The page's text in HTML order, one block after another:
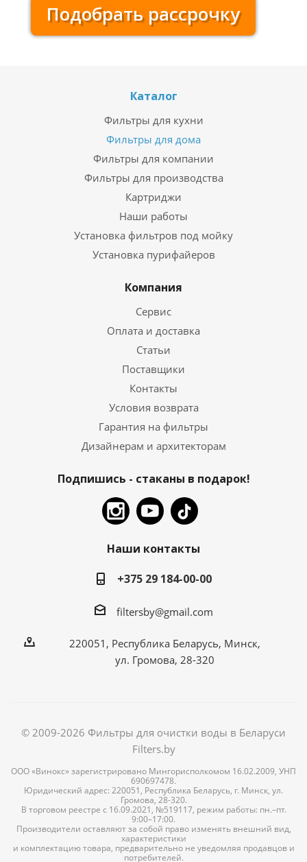
Подобрать рассрочку
Каталог
Фильтры для кухни
Фильтры для дома
Фильтры для компании
Фильтры для производства
Картриджи
Наши работы
Установка фильтров под мойку
Установка пурифайеров
Компания
Сервис
Оплата и доставка
Статьи
Поставщики
Контакты
Условия возврата
Гарантия на фильтры
Дизайнерам и архитекторам
Подпишись - стаканы в подарок!
Наши контакты
+375 29 184-00-00
filtersby@gmail.com
220051, Республика Беларусь, Минск,
ул. Громова, 28-320
© 2009-2026 Фильтры для очистки воды в Беларуси
Filters.by
ООО «Винокс» зарегистрировано Мингорисполкомом 16.02.2009, УНП
690697478.
Юридический адрес: 220051, Республика Беларусь, г. Минск, ул.
Громова, 28-320.
В торговом реестре с 16.09.2021, №519117, режим работы: пн.–пт.
9:00–17:00.
Производители оставляют за собой право изменять внешний вид,
характеристики
и комплектацию товара, предварительно не уведомляя продавцов и
потребителей.